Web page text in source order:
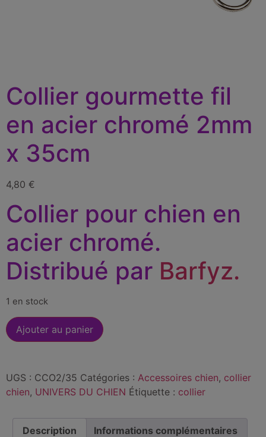
Collier gourmette fil
en acier chromé 2mm
x 35cm
4,80 €
Collier pour chien en
acier chromé.
Distribué par Barfyz.
1 en stock
Ajouter au panier
UGS : CCO2/35 Catégories : Accessoires chien, collier
chien, UNIVERS DU CHIEN Étiquette : collier
Description Informations complémentaires